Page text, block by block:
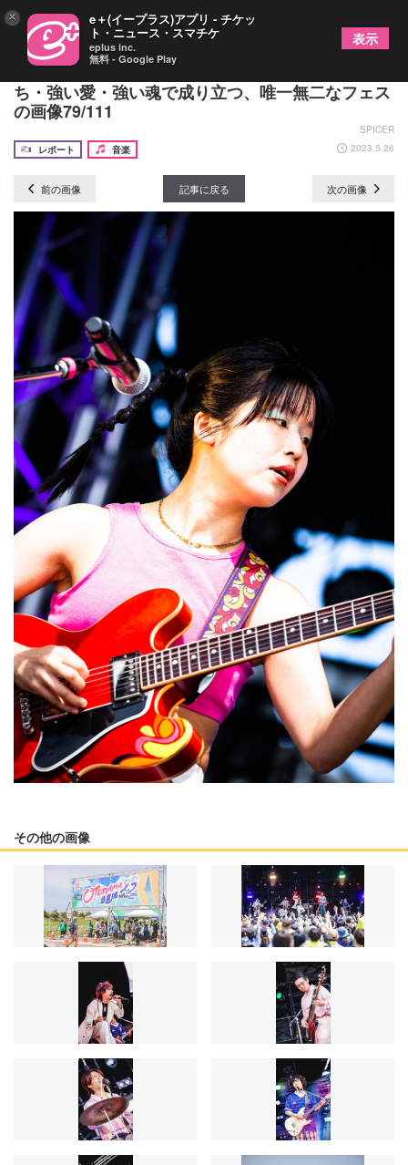
『OTODAMA'23～音泉魂～』2日目ーー強い気持
ち・強い愛・強い魂で成り立つ、唯一無二なフェス
の画像79/111
SPICER
レポート
音楽 2023.5.26
前の画像 記事に戻る 次の画像
その他の画像
× e＋(イープラス)アプリ - チケッ
ト・ニュース・スマチケ
eplus inc.
無料 - Google Play
表示